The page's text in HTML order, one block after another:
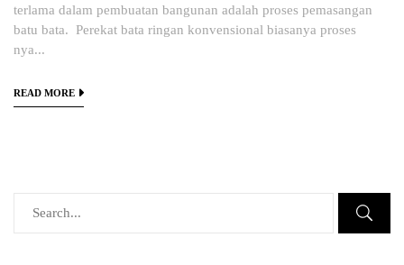
terlama dalam pembuatan bangunan adalah proses pemasangan
batu bata. Perekat bata ringan konvensional biasanya proses
nya...
READ MORE